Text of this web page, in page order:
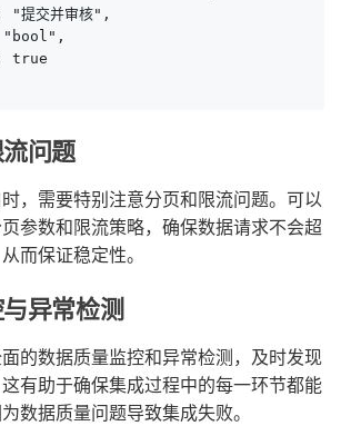
提交并审核",
true
问题
，需要特别注意分页和限流问题。可以
参数和限流策略，确保数据请求不会超
而保证稳定性。
异常检测
的数据质量监控和异常检测，及时发现
有助于确保集成过程中的每一环节都能
数据质量问题导致集成失败。